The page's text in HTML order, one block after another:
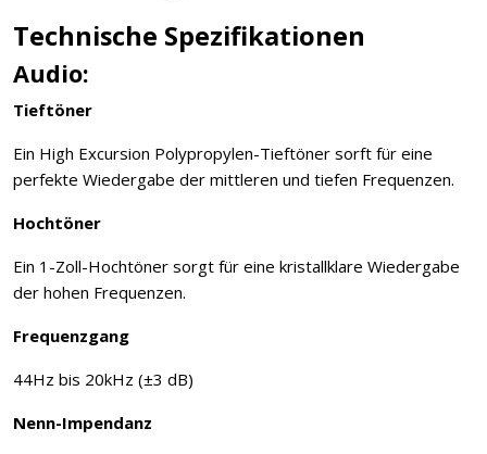
Technische Spezifikationen
Audio:
Tieftöner
Ein High Excursion Polypropylen-Tieftöner sorft für eine
perfekte Wiedergabe der mittleren und tiefen Frequenzen.
Hochtöner
Ein 1-Zoll-Hochtöner sorgt für eine kristallklare Wiedergabe
der hohen Frequenzen.
Frequenzgang
44Hz bis 20kHz (±3 dB)
Nenn-Impendanz